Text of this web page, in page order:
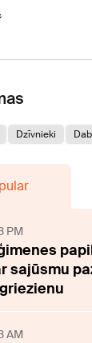
Dzīvnieki
PM
sajūsmu
AM